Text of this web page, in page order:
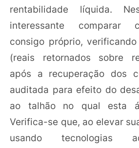
rentabilidade líquida.
interessante comparar
consigo próprio,
(reais retornados sobre
após a recuperação dos
auditada para efeito do
ao talhão no qual esta
Verifica-se que, ao elevar
usando tecnologias